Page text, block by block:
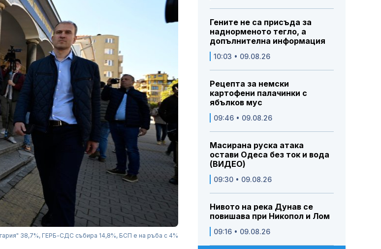
38,7%, ГЕРБ-СДС събира 14,8%, БСП е на ръба с 4%
Гените не са присъда за
наднорменото тегло, а
допълнителна информация
10:03 • 09.08.26
Рецепта за немски
картофени палачинки с
ябълков мус
09:46 • 09.08.26
Масирана руска атака
остави Одеса без ток и вода
(ВИДЕО)
09:30 • 09.08.26
Нивото на река Дунав се
повишава при Никопол и Лом
09:16 • 09.08.26